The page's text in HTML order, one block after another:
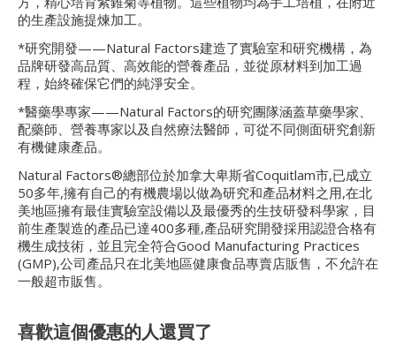
的生產設施提煉加工。
*研究開發——Natural Factors建造了實驗室和研究機構，為
品牌研發高品質、高效能的營養產品，並從原材料到加工過
程，始終確保它們的純淨安全。
*醫藥學專家——Natural Factors的研究團隊涵蓋草藥學家、
配藥師、營養專家以及自然療法醫師，可從不同側面研究創新
有機健康產品。
Natural Factors®總部位於加拿大卑斯省Coquitlam市,已成立
50多年,擁有自己的有機農場以做為研究和產品材料之用,在北
美地區擁有最佳實驗室設備以及最優秀的生技研發科學家，目
前生產製造的產品已達400多種,產品研究開發採用認證合格有
機生成技術，並且完全符合Good Manufacturing Practices
(GMP),公司產品只在北美地區健康食品專賣店販售，不允許在
一般超市販售。
喜歡這個優惠的人還買了